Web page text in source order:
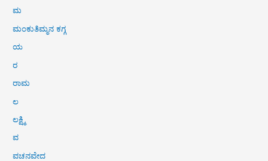
ಮ
ಮಂಕುತಿಮ್ಮನ ಕಗ್ಗ
ಯ
ರ
ರಾಮ
ಲ
ಲಕ್ಷ್ಮಿ
ವ
ವಚನವೇದ